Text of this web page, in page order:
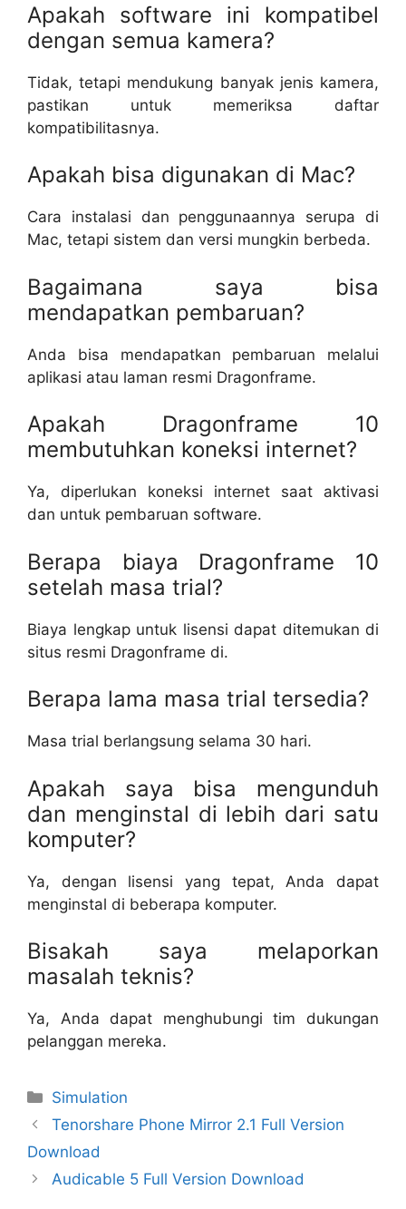
Apakah software ini kompatibel
dengan semua kamera?
Tidak, tetapi mendukung banyak jenis kamera,
pastikan untuk memeriksa daftar
kompatibilitasnya.
Apakah bisa digunakan di Mac?
Cara instalasi dan penggunaannya serupa di
Mac, tetapi sistem dan versi mungkin berbeda.
Bagaimana saya bisa
mendapatkan pembaruan?
Anda bisa mendapatkan pembaruan melalui
aplikasi atau laman resmi Dragonframe.
Apakah Dragonframe 10
membutuhkan koneksi internet?
Ya, diperlukan koneksi internet saat aktivasi
dan untuk pembaruan software.
Berapa biaya Dragonframe 10
setelah masa trial?
Biaya lengkap untuk lisensi dapat ditemukan di
situs resmi Dragonframe di.
Berapa lama masa trial tersedia?
Masa trial berlangsung selama 30 hari.
Apakah saya bisa mengunduh
dan menginstal di lebih dari satu
komputer?
Ya, dengan lisensi yang tepat, Anda dapat
menginstal di beberapa komputer.
Bisakah saya melaporkan
masalah teknis?
Ya, Anda dapat menghubungi tim dukungan
pelanggan mereka.
Categories
Simulation
Tenorshare Phone Mirror 2.1 Full Version
Download
Audicable 5 Full Version Download